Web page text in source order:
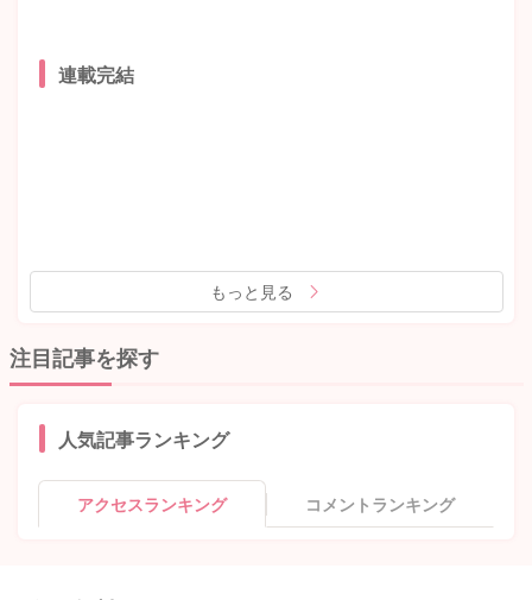
連載完結
もっと見る
注目記事を探す
人気記事ランキング
アクセスランキング コメントランキング